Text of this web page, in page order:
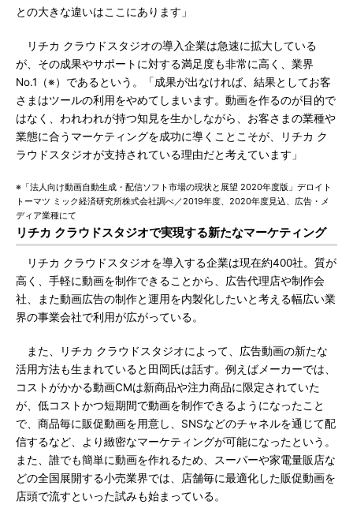
との大きな違いはここにあります」
リチカ クラウドスタジオの導入企業は急速に拡大している
が、その成果やサポートに対する満足度も非常に高く、業界
No.1（※）であるという。「成果が出なければ、結果としてお客
さまはツールの利用をやめてしまいます。動画を作るのが目的で
はなく、われわれが持つ知見を生かしながら、お客さまの業種や
業態に合うマーケティングを成功に導くことこそが、リチカ ク
ラウドスタジオが支持されている理由だと考えています」
※「法人向け動画自動生成・配信ソフト市場の現状と展望 2020年度版」デロイト
トーマツ ミック経済研究所株式会社調べ／2019年度、2020年度見込、広告・メ
ディア業種にて
リチカ クラウドスタジオで実現する新たなマーケティング
リチカ クラウドスタジオを導入する企業は現在約400社。質が
高く、手軽に動画を制作できることから、広告代理店や制作会
社、また動画広告の制作と運用を内製化したいと考える幅広い業
界の事業会社で利用が広がっている。
また、リチカ クラウドスタジオによって、広告動画の新たな
活用方法も生まれていると田岡氏は話す。例えばメーカーでは、
コストがかかる動画CMは新商品や注力商品に限定されていた
が、低コストかつ短期間で動画を制作できるようになったこと
で、商品毎に販促動画を用意し、SNSなどのチャネルを通じて配
信するなど、より緻密なマーケティングが可能になったという。
また、誰でも簡単に動画を作れるため、スーパーや家電量販店な
どの全国展開する小売業界では、店舗毎に最適化した販促動画を
店頭で流すといった試みも始まっている。